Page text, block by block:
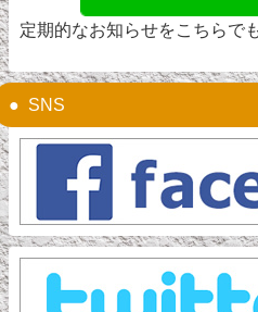
定期的なお知らせをこちらで
SNS